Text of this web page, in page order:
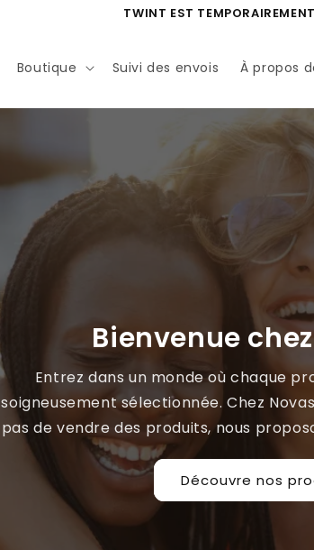
TWINT EST
Boutique Suivi des envois À propos
Bienvenue
Entrez dans un monde où chaque
soigneusement sélectionnée. Chez
pas de vendre des produits, nous
Découvre nos